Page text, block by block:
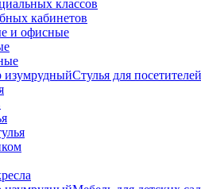
классов
кабинетов
и офисные
Стулья для посетителей